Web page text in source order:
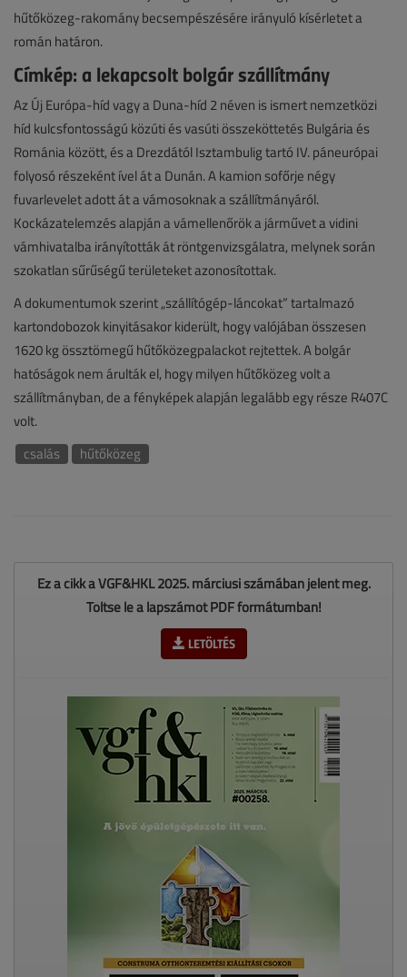
hűtőközeg-rakomány becsempészésére irányuló kísérletet a
román határon.
Címkép: a lekapcsolt bolgár szállítmány
Az Új Európa-híd vagy a Duna-híd 2 néven is ismert nemzetközi
híd kulcsfontosságú közúti és vasúti összeköttetés Bulgária és
Románia között, és a Drezdától Isztambulig tartó IV. páneurópai
folyosó részeként ível át a Dunán. A kamion sofőrje négy
fuvarlevelet adott át a vámosoknak a szállítmányáról.
Kockázatelemzés alapján a vámellenőrök a járművet a vidini
vámhivatalba irányították át röntgenvizsgálatra, melynek során
szokatlan sűrűségű területeket azonosítottak.
A dokumentumok szerint „szállítógép-láncokat” tartalmazó
kartondobozok kinyitásakor kiderült, hogy valójában összesen
1620 kg össztömegű hűtőközegpalackot rejtettek. A bolgár
hatóságok nem árulták el, hogy milyen hűtőközeg volt a
szállítmányban, de a fényképek alapján legalább egy része R407C
volt.
csalás
hűtőközeg
Ez a cikk a VGF&HKL 2025. márciusi számában jelent meg.
Töltse le a lapszámot PDF formátumban!
LETÖLTÉS